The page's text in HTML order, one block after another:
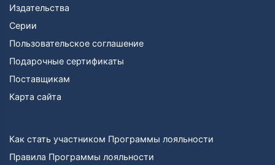
Издательства
Серии
Пользовательское соглашение
Подарочные сертификаты
Поставщикам
Карта сайта
Как стать участником Программы лояльности
Правила Программы лояльности